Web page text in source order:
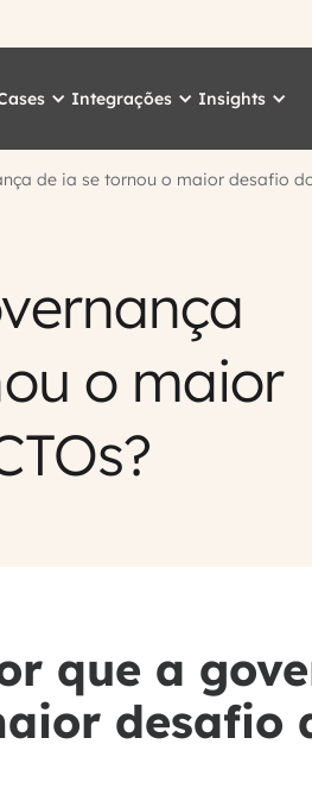
Integrações Insights
de ia se tornou o maior desafio
o maior
que a
desafio